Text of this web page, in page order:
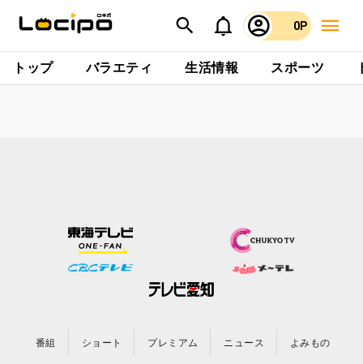
0P
トップ バラエティ 生活情報 スポーツ
番組 ショート プレミアム ニュース よみもの